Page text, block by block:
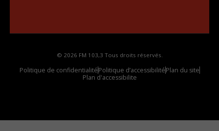
© 2026 FM 103,3 Tous droits réservés.
Politique de confidentialitéPolitique d’accessibilitéPlan du site
Plan d'accessibilite